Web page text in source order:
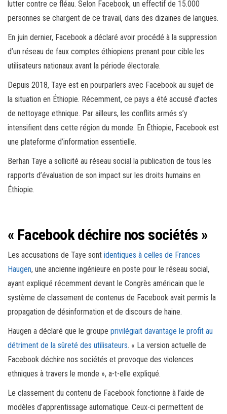
lutter contre ce fléau. Selon Facebook, un effectif de 15.000
personnes se chargent de ce travail, dans des dizaines de langues.
En juin dernier, Facebook a déclaré avoir procédé à la suppression
d’un réseau de faux comptes éthiopiens prenant pour cible les
utilisateurs nationaux avant la période électorale.
Depuis 2018, Taye est en pourparlers avec Facebook au sujet de
la situation en Éthiopie. Récemment, ce pays a été accusé d’actes
de nettoyage ethnique. Par ailleurs, les conflits armés s’y
intensifient dans cette région du monde. En Éthiopie, Facebook est
une plateforme d’information essentielle.
Berhan Taye a sollicité au réseau social la publication de tous les
rapports d’évaluation de son impact sur les droits humains en
Éthiopie.
« Facebook déchire nos sociétés »
Les accusations de Taye sont identiques à celles de Frances
Haugen, une ancienne ingénieure en poste pour le réseau social,
ayant expliqué récemment devant le Congrès américain que le
système de classement de contenus de Facebook avait permis la
propagation de désinformation et de discours de haine.
Haugen a déclaré que le groupe privilégiait davantage le profit au
détriment de la sûreté des utilisateurs. « La version actuelle de
Facebook déchire nos sociétés et provoque des violences
ethniques à travers le monde », a-t-elle expliqué.
Le classement du contenu de Facebook fonctionne à l’aide de
modèles d’apprentissage automatique. Ceux-ci permettent de